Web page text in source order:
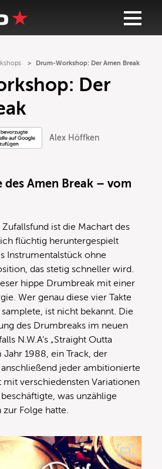
Drum-Workshop: Der Amen Break
Der
Alex Höffken
des Amen Break – vom
Zufallsfund ist die Machart des
flüchtig heruntergespielt
Instrumentalstück ohne
das stetig schneller wird.
hippe Drumbreak mit einer
Wer genau diese vier Takte
ist nicht bekannt. Die
des Drumbreaks im neuen
N.W.A’s „Straight Outta
Jahr 1988, ein Track, der
jeder ambitionierte
mit verschiedensten Variationen
beschäftigte, was unzählige
Folge hatte.